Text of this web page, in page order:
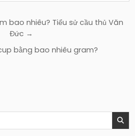
bao nhiêu? Tiểu sử cầu thủ Văn
Đức →
bằng bao nhiêu gram?